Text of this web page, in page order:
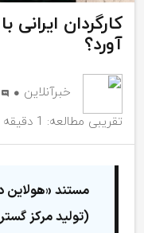
کارگردان
آورد؟
خبرآنلاین
تقریبی مطالعه: 1 دقیقه
مستند «هولاین
(تولید مرکز